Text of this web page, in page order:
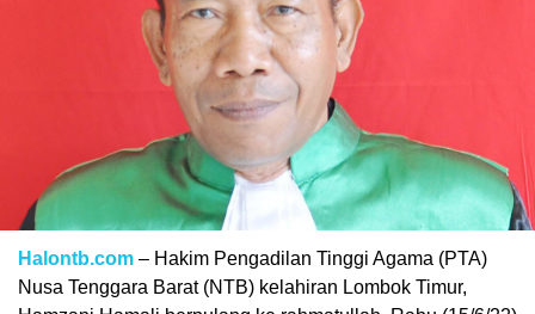
Halontb.com – Hakim Pengadilan Tinggi Agama (PTA)
Nusa Tenggara Barat (NTB) kelahiran Lombok Timur,